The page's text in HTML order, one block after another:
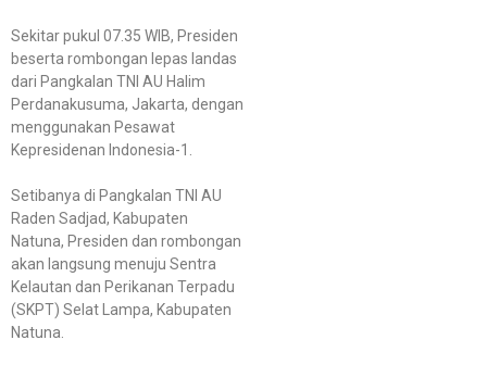
Sekitar pukul 07.35 WIB, Presiden
beserta rombongan lepas landas
dari Pangkalan TNI AU Halim
Perdanakusuma, Jakarta, dengan
menggunakan Pesawat
Kepresidenan Indonesia-1.
Setibanya di Pangkalan TNI AU
Raden Sadjad, Kabupaten
Natuna, Presiden dan rombongan
akan langsung menuju Sentra
Kelautan dan Perikanan Terpadu
(SKPT) Selat Lampa, Kabupaten
Natuna.